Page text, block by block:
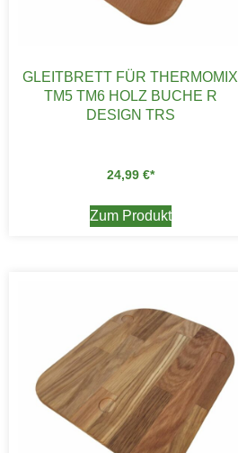
GLEITBRETT FÜR THERMOMIX
TM5 TM6 HOLZ BUCHE R
DESIGN TRS
24,99 €
Zum Produkt